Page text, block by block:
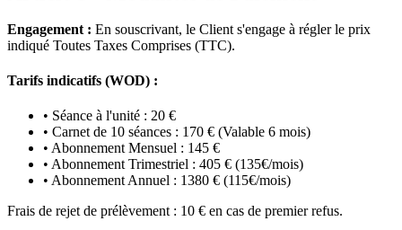
Engagement : En souscrivant, le Client s'engage à régler le prix
indiqué Toutes Taxes Comprises (TTC).
Tarifs indicatifs (WOD) :
• Séance à l'unité : 20 €
• Carnet de 10 séances : 170 € (Valable 6 mois)
• Abonnement Mensuel : 145 €
• Abonnement Trimestriel : 405 € (135€/mois)
• Abonnement Annuel : 1380 € (115€/mois)
Frais de rejet de prélèvement : 10 € en cas de premier refus.